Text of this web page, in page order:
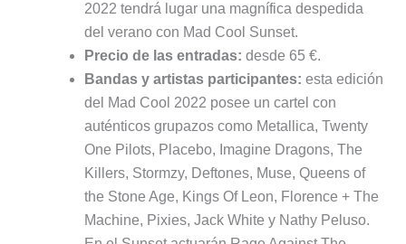
2022 tendrá lugar una magnífica despedida
del verano con Mad Cool Sunset.
Precio de las entradas: desde 65 €.
Bandas y artistas participantes: esta edición
del Mad Cool 2022 posee un cartel con
auténticos grupazos como Metallica, Twenty
One Pilots, Placebo, Imagine Dragons, The
Killers, Stormzy, Deftones, Muse, Queens of
the Stone Age, Kings Of Leon, Florence + The
Machine, Pixies, Jack White y Nathy Peluso.